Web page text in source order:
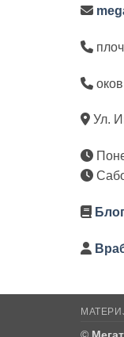
Ул.
©